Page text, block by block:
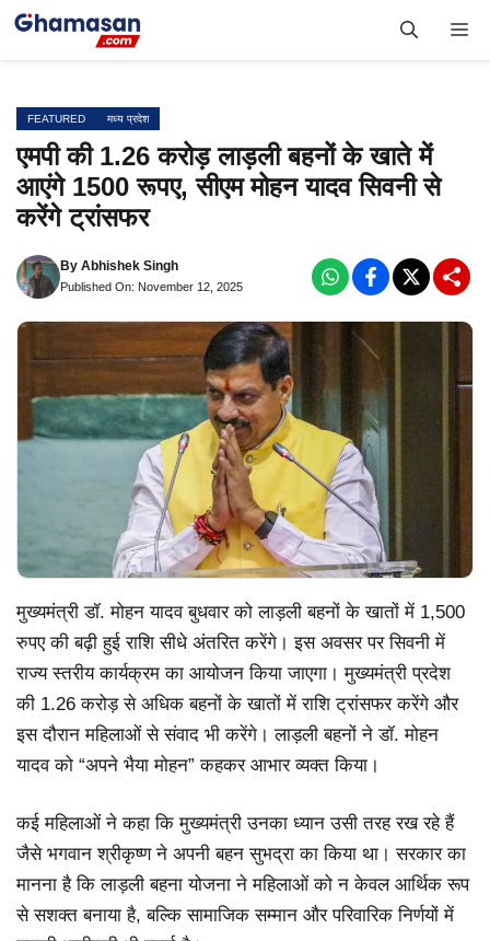
Skip
FEATURED मध्य प्रदेश
एमपी की 1.26 करोड़ लाड़ली बहनों के खाते में
आएंगे 1500 रूपए, सीएम मोहन यादव सिवनी से
करेंगे ट्रांसफर
By Abhishek Singh
Published On: November 12, 2025
मुख्यमंत्री डॉ. मोहन यादव बुधवार को लाड़ली बहनों के खातों में 1,500
रुपए की बढ़ी हुई राशि सीधे अंतरित करेंगे। इस अवसर पर सिवनी में
राज्य स्तरीय कार्यक्रम का आयोजन किया जाएगा। मुख्यमंत्री प्रदेश
की 1.26 करोड़ से अधिक बहनों के खातों में राशि ट्रांसफर करेंगे और
इस दौरान महिलाओं से संवाद भी करेंगे। लाड़ली बहनों ने डॉ. मोहन
यादव को “अपने भैया मोहन” कहकर आभार व्यक्त किया।
कई महिलाओं ने कहा कि मुख्यमंत्री उनका ध्यान उसी तरह रख रहे हैं
जैसे भगवान श्रीकृष्ण ने अपनी बहन सुभद्रा का किया था। सरकार का
मानना है कि लाड़ली बहना योजना ने महिलाओं को न केवल आर्थिक रूप
से सशक्त बनाया है, बल्कि सामाजिक सम्मान और परिवारिक निर्णयों में